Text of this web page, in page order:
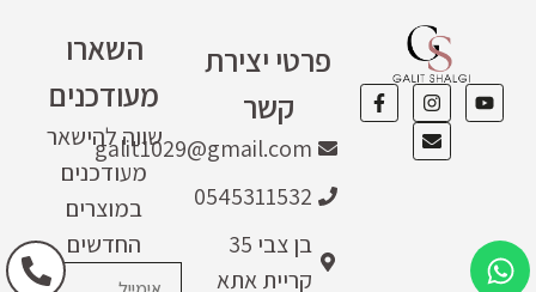
פרטי יצירת
קשר
galit1029@gmail.com
0545311532
בן צבי 35
קריית אתא
השארו
מעודכנים
שווה להישאר
מעודכנים
במוצרים
החדשים